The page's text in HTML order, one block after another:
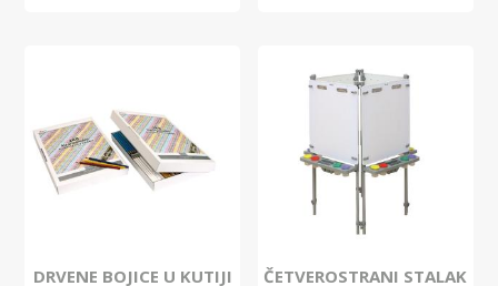
DRVENE BOJICE U KUTIJI ČETVEROSTRANI STALAK